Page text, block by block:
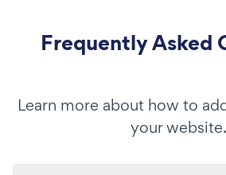
Frequently Asked
Learn more about how to
your website.